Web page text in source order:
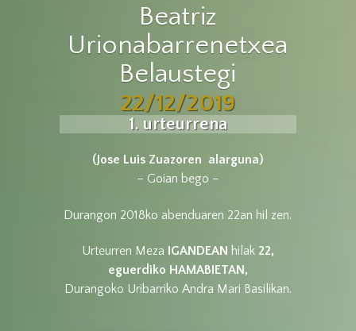
Beatriz
Urionabarrenetxea
Belaustegi
22/12/2019
1. urteurrena
(Jose Luis Zuazoren alarguna)
– Goian bego –
Durangon 2018ko abenduaren 22an hil zen.
Urteurren Meza IGANDEAN hilak 22,
eguerdiko HAMABIETAN,
Durangoko Uribarriko Andra Mari Basilikan.